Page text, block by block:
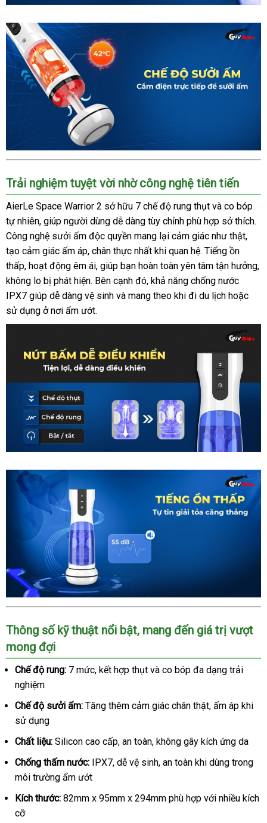
Âm
đạo
giả
AierLe
Space
Warrior
mạnh
mẽ,
thực
đạo
giả
AierLe
Space
Warrior
2
rung
thụt
mạnh
mẽ,
siêu
thực
Trải nghiệm tuyệt vời nhờ công nghệ tiên tiến
AierLe Space Warrior 2 sở hữu 7 chế độ rung thụt và co bóp
tự nhiên, giúp người dùng dễ dàng tùy chỉnh phù hợp sở thích.
Công nghệ sưởi ấm độc quyền mang lại cảm giác như thật,
tạo cảm giác ấm áp, chân thực nhất khi quan hệ. Tiếng ồn
thấp, hoạt động êm ái, giúp bạn hoàn toàn yên tâm tận hưởng,
không lo bị phát hiện. Bên cạnh đó, khả năng chống nước
IPX7 giúp dễ dàng vệ sinh và mang theo khi đi du lịch hoặc
sử dụng ở nơi ẩm ướt.
Âm
đạo
giả
AierLe
Warrior
rung
thụt
mạnh
mẽ,
thực
đạo
giả
AierLe
Space
Warrior
rung
thụt
mẽ,
siêu
thực
Thông số kỹ thuật nổi bật, mang đến giá trị vượt
mong đợi
Chế độ rung: 7 mức, kết hợp thụt và co bóp đa dạng trải
nghiệm
Chế độ sưởi ấm: Tăng thêm cảm giác chân thật, ấm áp khi
sử dụng
Chất liệu: Silicon cao cấp, an toàn, không gây kích ứng da
Chống thấm nước: IPX7, dễ vệ sinh, an toàn khi dùng trong
môi trường ẩm ướt
Kích thước: 82mm x 95mm x 294mm phù hợp với nhiều kích
cỡ